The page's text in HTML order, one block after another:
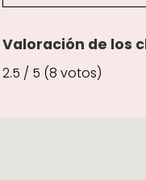
Valoración de los
2.5 / 5 (8 votos)